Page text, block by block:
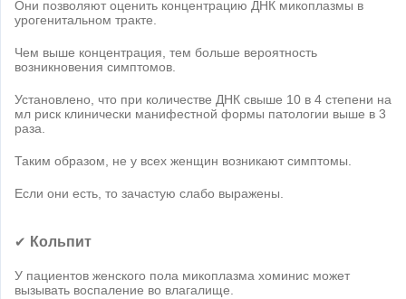
Они позволяют оценить концентрацию ДНК микоплазмы в
урогенитальном тракте.
Чем выше концентрация, тем больше вероятность
возникновения симптомов.
Установлено, что при количестве ДНК свыше 10 в 4 степени на
мл риск клинически манифестной формы патологии выше в 3
раза.
Таким образом, не у всех женщин возникают симптомы.
Если они есть, то зачастую слабо выражены.
✔ Кольпит
У пациентов женского пола микоплазма хоминис может
вызывать воспаление во влагалище.